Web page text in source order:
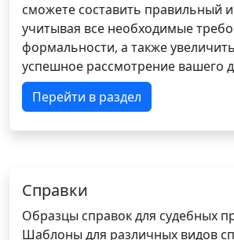
сможете составить правильный
учитывая все необходимые
формальности, а также
успешное рассмотрение вашего
Перейти в раздел
Справки
Образцы справок для судебных
Шаблоны для различных видов